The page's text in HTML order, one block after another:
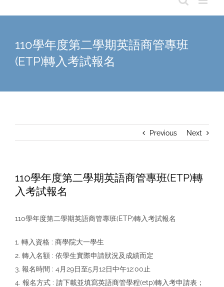
110學年度第二學期英語商管專班
(ETP)轉入考試報名
Previous Next
110學年度第二學期英語商管專班(ETP)轉
入考試報名
110學年度第二學期英語商管專班(ETP)轉入考試報名
1. 轉入資格 : 商學院大一學生
2. 轉入名額 : 依學生實際申請狀況及成績而定
3. 報名時間 : 4月29日至5月12日中午12:00止
4. 報名方式 : 請下載並填寫英語商管學程(etp)轉入考申請表；